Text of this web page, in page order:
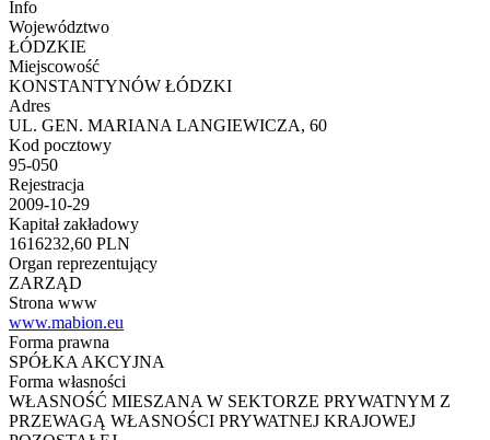
Info
Województwo
ŁÓDZKIE
Miejscowość
KONSTANTYNÓW ŁÓDZKI
Adres
UL. GEN. MARIANA LANGIEWICZA, 60
Kod pocztowy
95-050
Rejestracja
2009-10-29
Kapitał zakładowy
1616232,60 PLN
Organ reprezentujący
ZARZĄD
Strona www
www.mabion.eu
Forma prawna
SPÓŁKA AKCYJNA
Forma własności
WŁASNOŚĆ MIESZANA W SEKTORZE PRYWATNYM Z
PRZEWAGĄ WŁASNOŚCI PRYWATNEJ KRAJOWEJ